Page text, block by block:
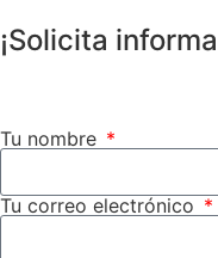
¡Solicita
Tu nombre
Tu correo electrónico